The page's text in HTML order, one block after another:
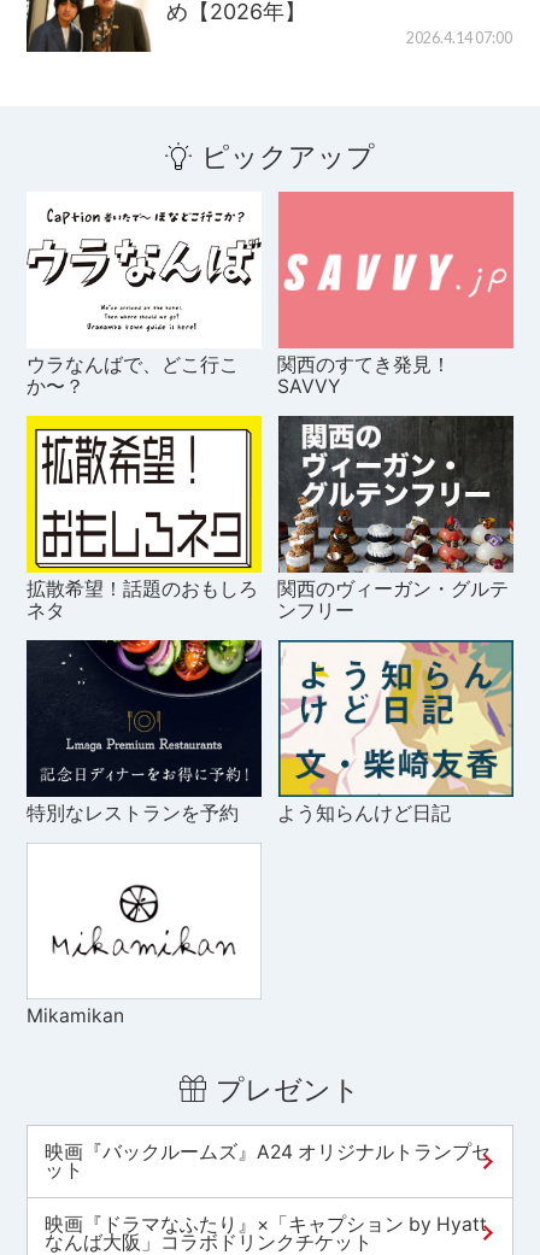
め【2026年】
2026.4.14 07:00
ピックアップ
ウラなんばで、どこ行こ
か〜？
関西のすてき発見！
SAVVY
拡散希望！話題のおもしろ
ネタ
関西のヴィーガン・グルテ
ンフリー
特別なレストランを予約 よう知らんけど日記
Mikamikan
プレゼント
映画『バックルームズ』A24 オリジナルトランプセ
ット
映画『ドラマなふたり』×「キャプション by Hyatt
なんば大阪」コラボドリンクチケット